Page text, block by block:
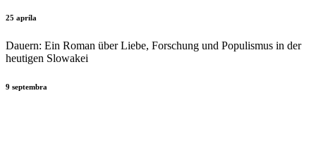
25 apríla
Dauern: Ein Roman über Liebe, Forschung und Populismus in der
heutigen Slowakei
9 septembra